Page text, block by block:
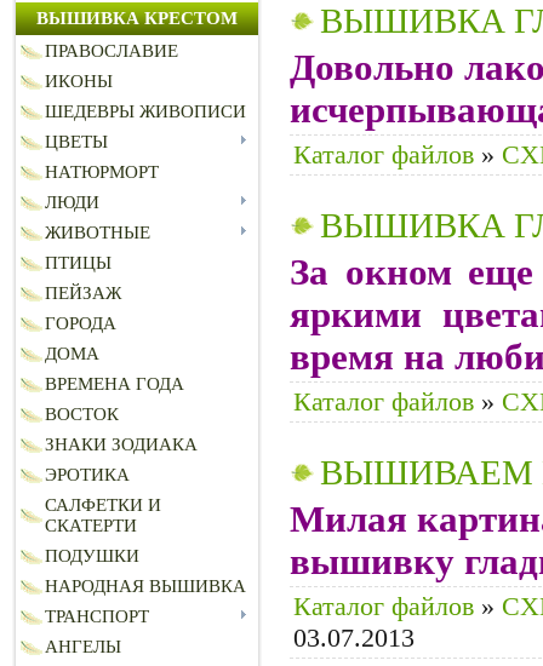
ВЫШИВКА КРЕСТОМ
ПРАВОСЛАВИЕ
ИКОНЫ
ШЕДЕВРЫ ЖИВОПИСИ
ЦВЕТЫ
НАТЮРМОРТ
ЛЮДИ
ЖИВОТНЫЕ
ПТИЦЫ
ПЕЙЗАЖ
ГОРОДА
ДОМА
ВРЕМЕНА ГОДА
ВОСТОК
ЗНАКИ ЗОДИАКА
ЭРОТИКА
САЛФЕТКИ И
СКАТЕРТИ
ПОДУШКИ
НАРОДНАЯ ВЫШИВКА
ТРАНСПОРТ
АНГЕЛЫ
ВЫШИВКА
Довольно
Каталог файлов »
ВЫШИВКА
За окном еще
яркими
время на
Каталог файлов »
ВЫШИВАЕМ
Милая
вышивку
Каталог файлов »
03.07.2013